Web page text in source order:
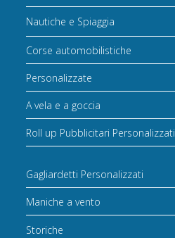
Nautiche e Spiaggia
Corse automobilistiche
Personalizzate
A vela e a goccia
Roll up Pubblicitari Personalizzati
Gagliardetti Personalizzati
Maniche a vento
Storiche